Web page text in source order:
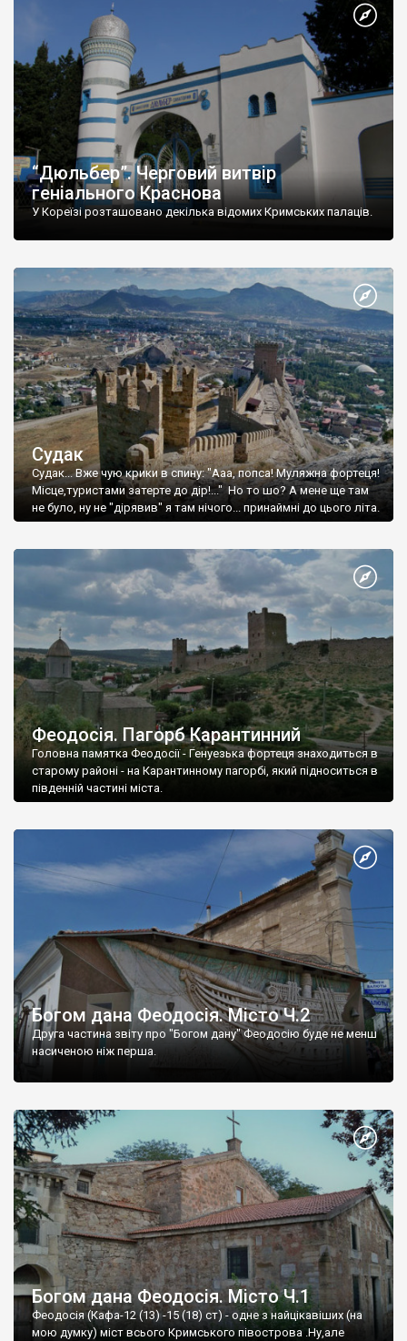
“Дюльбер”. Черговий витвір
геніального Краснова
У Кореїзі розташовано декілька відомих Кримських палаців.
Судак
Судак... Вже чую крики в спину: "Ааа, попса! Муляжна фортеця!
Місце,туристами затерте до дір!..." Но то шо? А мене ще там
не було, ну не "дірявив" я там нічого... принаймні до цього літа.
Феодосія. Пагорб Карантинний
Головна памятка Феодосії - Генуезька фортеця знаходиться в
старому районі - на Карантинному пагорбі, який підноситься в
південній частині міста.
Богом дана Феодосія. Місто Ч.2
Друга частина звіту про "Богом дану" Феодосію буде не менш
насиченою ніж перша.
Богом дана Феодосія. Місто Ч.1
Феодосія (Кафа-12 (13) -15 (18) ст) - одне з найцікавіших (на
мою думку) міст всього Кримського півострова .Ну,але